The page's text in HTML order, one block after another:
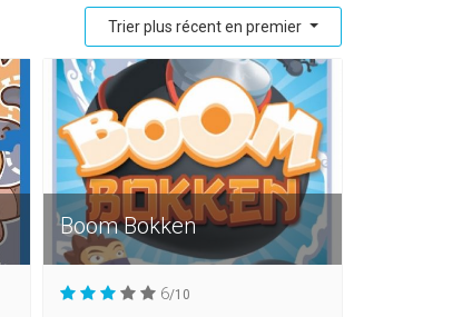
Trier plus récent en premier
Boom Bokken
6/10